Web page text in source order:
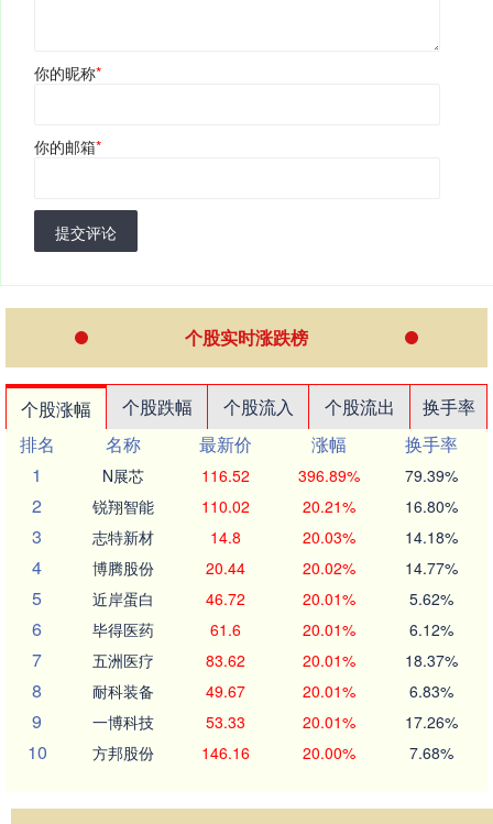
你的昵称*
你的邮箱*
提交评论
个股实时涨跌榜
个股涨幅 个股跌幅 个股流入 个股流出
换手率
排名
名称 最新价 涨幅
换手率
1
N展芯 116.52 396.89% 79.39%
2 锐翔智能 110.02 20.21% 16.80%
3 志特新材 14.8 20.03% 14.18%
4 博腾股份 20.44 20.02% 14.77%
5 近岸蛋白 46.72 20.01% 5.62%
6 毕得医药 61.6 20.01% 6.12%
7 五洲医疗 83.62 20.01% 18.37%
8 耐科装备 49.67 20.01% 6.83%
9 一博科技 53.33 20.01% 17.26%
10 方邦股份 146.16 20.00% 7.68%